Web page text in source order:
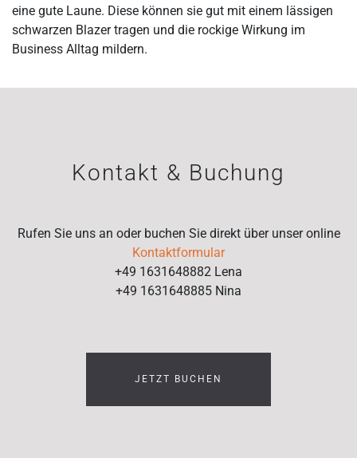
eine gute Laune. Diese können sie gut mit einem lässigen
schwarzen Blazer tragen und die rockige Wirkung im
Business Alltag mildern.
Kontakt & Buchung
Rufen Sie uns an oder buchen Sie direkt über unser online
Kontaktformular
+49 1631648882 Lena
+49 1631648885 Nina
JETZT BUCHEN